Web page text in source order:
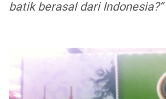
batik berasal dari Indonesia?”